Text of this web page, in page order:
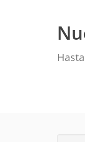
Hasta